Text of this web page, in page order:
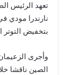
تعهد الرئيس
نارندرا مودي
بتخفيض التوتر
وأجرى
الصين ناقشا